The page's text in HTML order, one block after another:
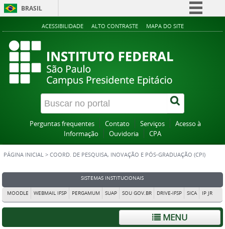
BRASIL
Simplifique!
Participe
Legislação
ACESSIBILIDADE ALTO CONTRASTE MAPA DO SITE
Perguntas frequentes Contato Serviços
Acesso à
Informação
Ouvidoria CPA
PÁGINA INICIAL > COORD. DE PESQUISA, INOVAÇÃO E PÓS-GRADUAÇÃO (CPI)
SISTEMAS INSTITUCIONAIS
MOODLE WEBMAIL IFSP PERGAMUM SUAP SOU GOV.BR DRIVE-IFSP SICA IP JR
MENU